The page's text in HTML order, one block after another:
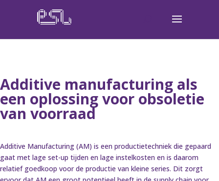
Additive manufacturing als
een oplossing voor obsoletie
van voorraad
Additive Manufacturing (AM) is een productietechniek die gepaard
gaat met lage set-up tijden en lage instelkosten en is daarom
relatief goedkoop voor de productie van kleine series. Dit zorgt